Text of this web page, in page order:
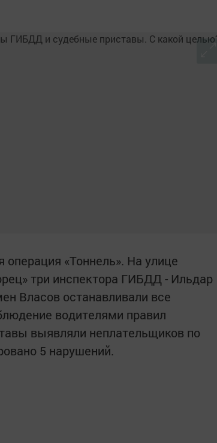
«Тоннель». На улице
три инспектора ГИБДД - Ильдар
Власов останавливали все
водителями правил
выявляли неплательщиков по
5 нарушений.